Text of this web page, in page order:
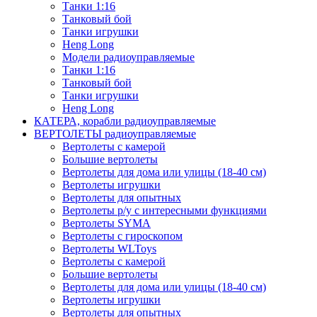
Танки 1:16
Танковый бой
Танки игрушки
Heng Long
Модели радиоуправляемые
Танки 1:16
Танковый бой
Танки игрушки
Heng Long
КАТЕРА, корабли радиоуправляемые
ВЕРТОЛЕТЫ радиоуправляемые
Вертолеты с камерой
Большие вертолеты
Вертолеты для дома или улицы (18-40 см)
Вертолеты игрушки
Вертолеты для опытных
Вертолеты р/у с интересными функциями
Вертолеты SYMA
Вертолеты с гироскопом
Вертолеты WLToys
Вертолеты с камерой
Большие вертолеты
Вертолеты для дома или улицы (18-40 см)
Вертолеты игрушки
Вертолеты для опытных